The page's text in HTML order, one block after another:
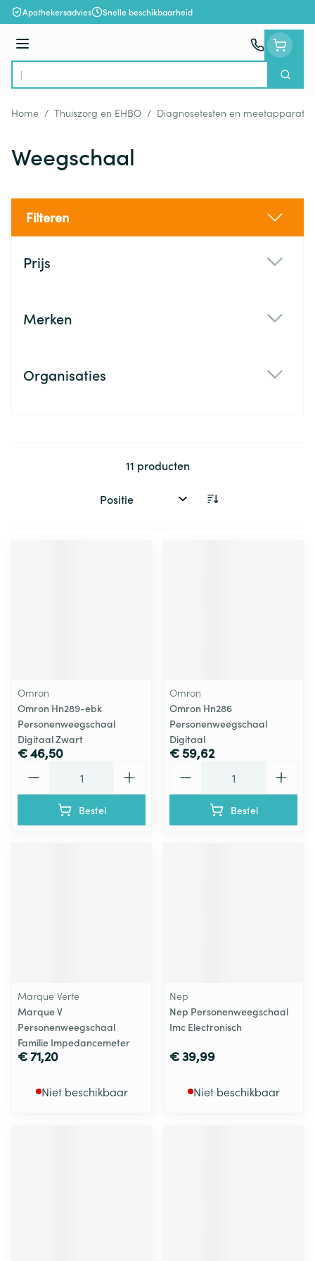
Ga naar de inhoud
Apothekersadvies Snelle beschikbaarheid
Menu
Product, merk, categorie...
Zoek
Home / Thuiszorg en EHBO / Diagnosetesten en
Weegschaal
Filteren
Prijs
Merken
Organisaties
11 producten
Sorteer op:
Omron
Omron Hn289-ebk
Personenweegschaal
Digitaal Zwart
€ 46,50
Bestel
Omron
Omron Hn286
Personenweegschaal
Digitaal
€ 59,62
Bestel
Marque Verte
Marque V
Personenweegschaal
Familie Impedancemeter
€ 71,20
Niet beschikbaar
Nep
Nep Personenweegschaal
Imc Electronisch
€ 39,99
Niet beschikbaar